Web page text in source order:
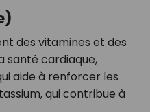
des vitamines et des
santé cardiaque,
aide à renforcer les
qui contribue à